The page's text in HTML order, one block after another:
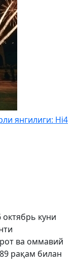
янгилиги: Hi4
куни
ва оммавий
рақам билан